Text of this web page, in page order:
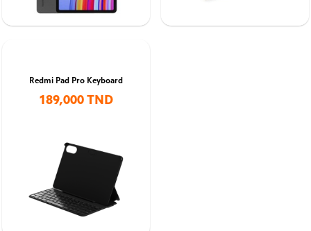
Redmi Pad Pro Keyboard
189,000 TND